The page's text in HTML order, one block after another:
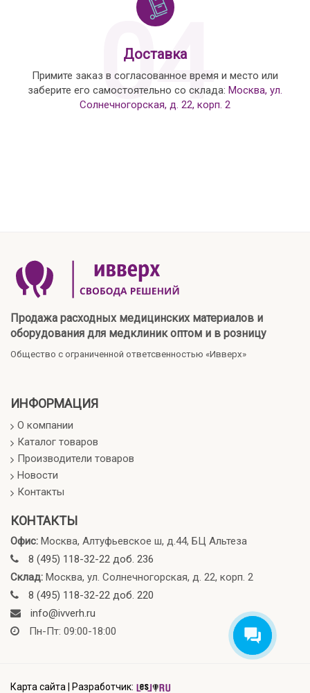
04
Доставка
Примите заказ в согласованное время и место или
заберите его самостоятельно со склада: Москва, ул.
Солнечногорская, д. 22, корп. 2
Продажа расходных медицинских материалов и
оборудования для медклиник оптом и в розницу
Общество с ограниченной ответсвенностью «Ивверх»
ИНФОРМАЦИЯ
О компании
Каталог товаров
Производители товаров
Новости
Контакты
КОНТАКТЫ
Офис: Москва, Алтуфьевское ш, д.44, БЦ Альтеза
8 (495) 118-32-22 доб. 236
Склад: Москва, ул. Солнечногорская, д. 22, корп. 2
8 (495) 118-32-22 доб. 220
info@ivverh.ru
Пн-Пт: 09:00-18:00
Карта сайта Разработчик: